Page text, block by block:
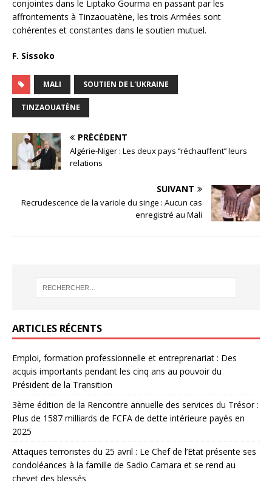
conjointes dans le Liptako Gourma en passant par les
affrontements à Tinzaouatène, les trois Armées sont
cohérentes et constantes dans le soutien mutuel.
F. Sissoko
MALI SOUTIEN DE L'UKRAINE
TINZAOUATÈNE
PRÉCÉDENT
Algérie-Niger : Les deux pays ‘’réchauffent’’ leurs
relations
SUIVANT
Recrudescence de la variole du singe : Aucun cas
enregistré au Mali
ARTICLES RÉCENTS
Emploi, formation professionnelle et entreprenariat : Des
acquis importants pendant les cinq ans au pouvoir du
Président de la Transition
3ème édition de la Rencontre annuelle des services du Trésor :
Plus de 1587 milliards de FCFA de dette intérieure payés en
2025
Attaques terroristes du 25 avril : Le Chef de l’Etat présente ses
condoléances à la famille de Sadio Camara et se rend au
chevet des blessés